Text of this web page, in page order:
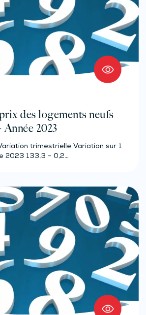
des logements neufs
Année 2023
trimestrielle Variation sur 1
2023 133,3 – 0,2…